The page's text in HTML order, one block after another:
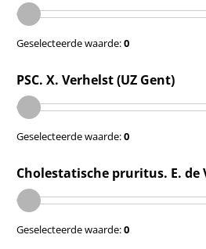
Geselecteerde waarde:0
PSC. X. Verhelst (UZ Gent)
Geselecteerde waarde:0
Cholestatische pruritus. E. de
Geselecteerde waarde:0